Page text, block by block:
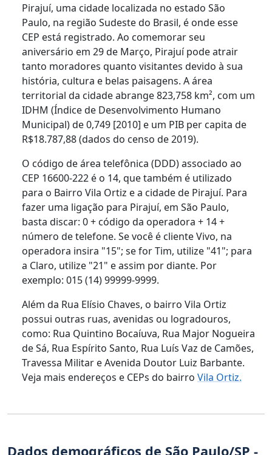
Pirajuí, uma cidade localizada no estado São
Paulo, na região Sudeste do Brasil, é onde esse
CEP está registrado. Ao comemorar seu
aniversário em 29 de Março, Pirajuí pode atrair
tanto moradores quanto visitantes devido à sua
história, cultura e belas paisagens. A área
territorial da cidade abrange 823,758 km², com um
IDHM (Índice de Desenvolvimento Humano
Municipal) de 0,749 [2010] e um PIB per capita de
R$18.787,88 (dados do censo de 2019).
O código de área telefônica (DDD) associado ao
CEP 16600-222 é o 14, que também é utilizado
para o Bairro Vila Ortiz e a cidade de Pirajuí. Para
fazer uma ligação para Pirajuí, em São Paulo,
basta discar: 0 + código da operadora + 14 +
número de telefone. Se você é cliente Vivo, na
operadora insira "15"; se for Tim, utilize "41"; para
a Claro, utilize "21" e assim por diante. Por
exemplo: 015 (14) 99999-9999.
Além da Rua Elísio Chaves, o bairro Vila Ortiz
possui outras ruas, avenidas ou logradouros,
como: Rua Quintino Bocaíuva, Rua Major Nogueira
de Sá, Rua Espírito Santo, Rua Luís Vaz de Camões,
Travessa Militar e Avenida Doutor Luiz Barbante.
Veja mais endereços e CEPs do bairro Vila Ortiz.
Dados demográficos de São Paulo/SP -